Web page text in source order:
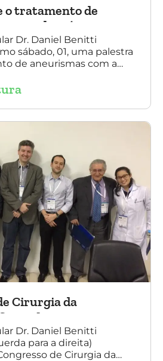
o tratamento de
a endoprótese
Porto Alegre
Dr. Daniel Benitti
sábado, 01, uma palestra
de aneurismas com a
(ao centro) com os
Vascular do Rio Grande
Cirurgia da
Amaro
Dr. Daniel Benitti
para a direita)
de Cirurgia da